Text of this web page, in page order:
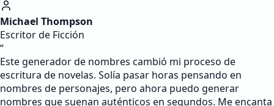
Michael Thompson
Escritor de Ficción
“
Este generador de nombres cambió mi proceso de
escritura de novelas. Solía pasar horas pensando en
nombres de personajes, pero ahora puedo generar
nombres que suenan auténticos en segundos. Me encanta